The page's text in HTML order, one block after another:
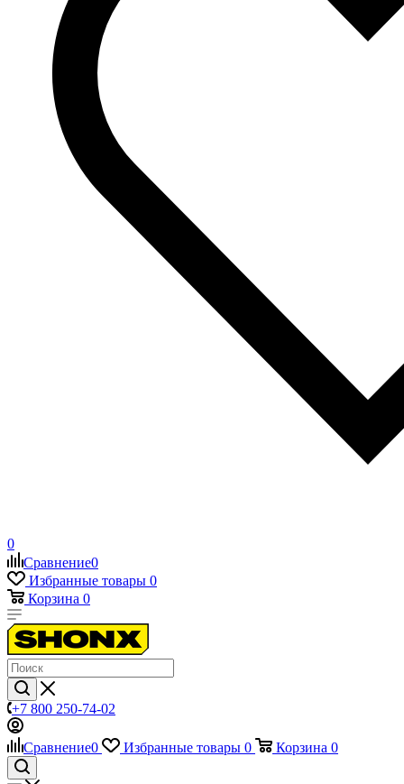
0
Сравнение0
Избранные товары 0
Корзина 0
+7 800 250-74-02
Сравнение0 Избранные товары 0 Корзина 0